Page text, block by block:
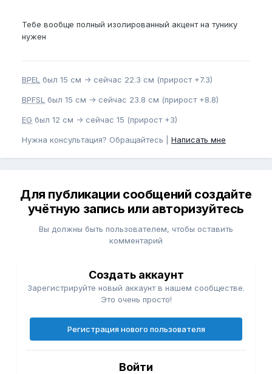
Тебе вообще полный изолированный акцент на тунику
нужен
BPEL был 15 см -> сейчас 22.3 см (прирост +7.3)
BPFSL был 15 см -> сейчас 23.8 см (прирост +8.8)
EG был 12 см -> сейчас 15 (прирост +3)
Нужна консультация? Обращайтесь | Написать мне
Для публикации сообщений создайте
учётную запись или авторизуйтесь
Вы должны быть пользователем, чтобы оставить
комментарий
Создать аккаунт
Зарегистрируйте новый аккаунт в нашем сообществе.
Это очень просто!
Регистрация нового пользователя
Войти